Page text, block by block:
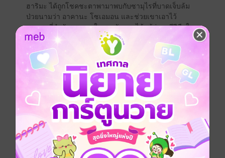
ฮาริมะ ได้ถูกโชคชะตาพามาพบกับซามุไรที่บาดเจ็บล้ม
ป่วยนามว่า อาคานะ โซเอมอน และช่วยเขาเอาไว้
ซามอนที่กำลังหลงทางในการจัดดอกไม้แม้ว่าจะมีฝีมือใน
การจัดดอกไม้ดีมาก โซเอมอนที่หลงทางสายชีวิตในฐานะ
ของซามุไรในยุคสมัยสงคราม
"ท่านฮาเซเบะได้มอบชีวิตใหม่ให้กับดอกไม้ที่ถูกตัด ข้าเห็น
เป็นแบบนั้นนะ"
ทั้งสองได้สัมผัสจิตใจของกันและกันผ่านดอกไม้ และลด
ระยะห่างทางใจเข้ามาใกล้ชิดกัน
แต่โซเอมอนเป็นซามุไร และจะต้องกลับไปหาเจ้านายเมื่อ
รักษาตัวหาย
"ขอให้กลับมาตอนวันที่เก้าเดือนกันยาได้ไหมครับ?" ซา
มอนที่ต้องอยู่ในศาลเจ้า และโซเอมอนที่ต้องกลับไปยังอิซุ
โมะได้ทำการสัญญาต่อกัน
แต่ลมพายุของยุคสมัยแห่งสงครามกลับพัดกระหน่ำทำให้